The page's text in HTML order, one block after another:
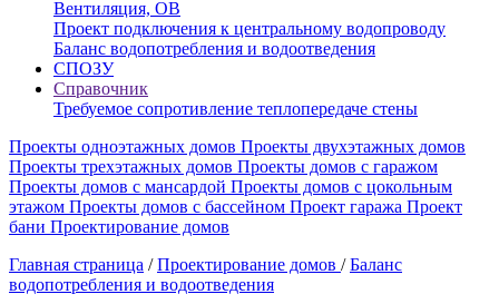
Вентиляция, ОВ
Проект подключения к центральному водопроводу
Баланс водопотребления и водоотведения
СПОЗУ
Справочник
Требуемое сопротивление теплопередаче стены
Проекты одноэтажных домов Проекты двухэтажных домов
Проекты трехэтажных домов Проекты домов с гаражом
Проекты домов с мансардой Проекты домов с цокольным
этажом Проекты домов с бассейном Проект гаража Проект
бани Проектирование домов
Главная страница / Проектирование домов / Баланс
водопотребления и водоотведения